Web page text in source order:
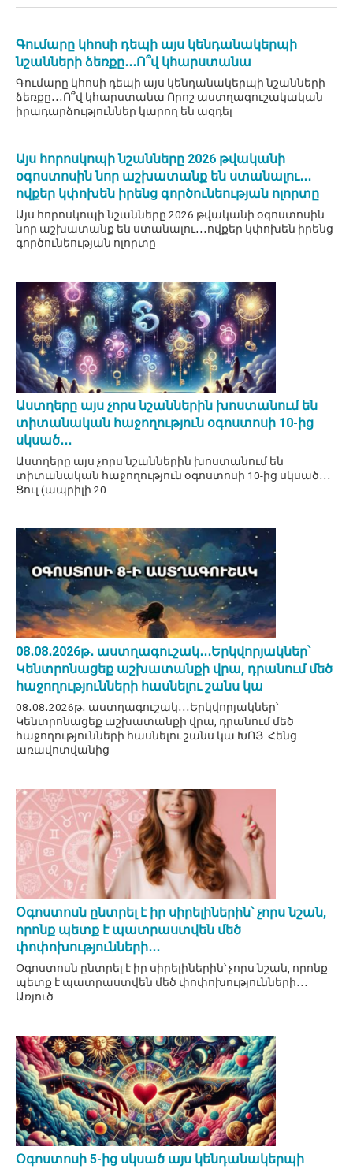
Գումարը կհոսի դեպի այս կենդանակերպի
նշանների ձեռքը․․․Ո՞վ կհարստանա
Գումարը կհոսի դեպի այս կենդանակերպի նշանների
ձեռքը․․․Ո՞վ կհարստանա Որոշ աստղագուշակական
իրադարձություններ կարող են ազդել
Այս հորոսկոպի նշանները 2026 թվականի
օգոստոսին նոր աշխատանք են ստանալու․․․
ովքեր կփոխեն իրենց գործունեության ոլորտը
Այս հորոսկոպի նշանները 2026 թվականի օգոստոսին
նոր աշխատանք են ստանալու․․․ովքեր կփոխեն իրենց
գործունեության ոլորտը
Աստղերը այս չորս նշաններին խոստանում են
տիտանական հաջողություն օգոստոսի 10-ից
սկսած․․․
Աստղերը այս չորս նշաններին խոստանում են
տիտանական հաջողություն օգոստոսի 10-ից սկսած․․․
Ցուլ (ապրիլի 20
08․08․2026թ․ աստղագուշակ․․․Երկվորյակներ՝
Կենտրոնացեք աշխատանքի վրա, դրանում մեծ
հաջողությունների հասնելու շանս կա
08․08․2026թ․ աստղագուշակ․․․Երկվորյակներ՝
Կենտրոնացեք աշխատանքի վրա, դրանում մեծ
հաջողությունների հասնելու շանս կա ԽՈՅ Հենց
առավոտվանից
Օգոստոսն ընտրել է իր սիրելիներին՝ չորս նշան,
որոնք պետք է պատրաստվեն մեծ
փոփոխությունների․․․
Օգոստոսն ընտրել է իր սիրելիներին՝ չորս նշան, որոնք
պետք է պատրաստվեն մեծ փոփոխությունների․․․
Առյուծ.
Օգոստոսի 5-ից սկսած այս կենդանակերպի